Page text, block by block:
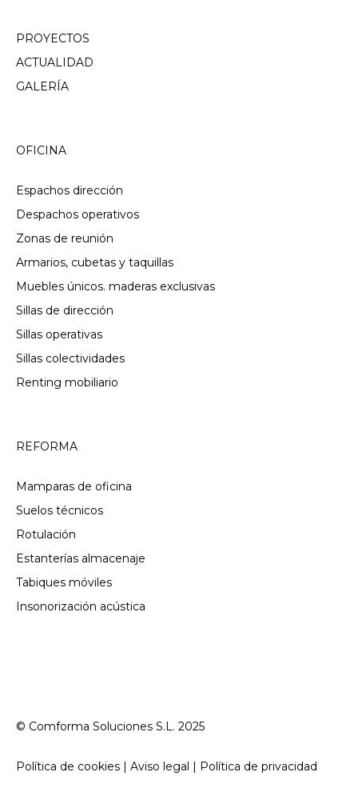
PROYECTOS
ACTUALIDAD
GALERÍA
OFICINA
Espachos dirección
Despachos operativos
Zonas de reunión
Armarios, cubetas y taquillas
Muebles únicos. maderas exclusivas
Sillas de dirección
Sillas operativas
Sillas colectividades
Renting mobiliario
REFORMA
Mamparas de oficina
Suelos técnicos
Rotulación
Estanterías almacenaje
Tabiques móviles
Insonorización acústica
© Comforma Soluciones S.L. 2025
Política de cookies | Aviso legal | Política de privacidad